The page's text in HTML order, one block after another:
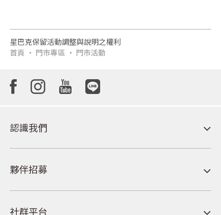
星巴克保留活動調整與說明之權利
首頁
門市專區 門市活動
認識我們
夥伴招募
社群平台